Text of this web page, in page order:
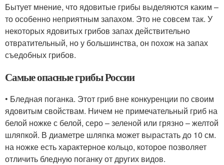
Бытует мнение, что ядовитые грибы выделяются каким –
то особенно неприятным запахом. Это не совсем так. У
некоторых ядовитых грибов запах действительно
отвратительный, но у большинства, он похож на запах
съедобных грибов.
Самые опасные грибы России
• Бледная поганка. Этот гриб вне конкуренции по своим
ядовитым свойствам. Ничем не примечательный гриб на
белой ножке с белой, серо – зеленой или грязно – желтой
шляпкой. В диаметре шляпка может вырастать до 10 см.
на ножке есть характерное кольцо, которое позволяет
отличить бледную поганку от других видов.